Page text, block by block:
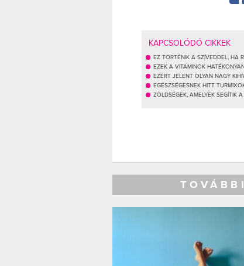
KAPCSOLÓDÓ CIKKEK
EZ TÖRTÉNIK A SZÍVEDDEL, HA
EZEK A VITAMINOK
EZÉRT JELENT OLYAN NAGY
EGÉSZSÉGESNEK HITT
ZÖLDSÉGEK, AMELYEK SEGÍTIK